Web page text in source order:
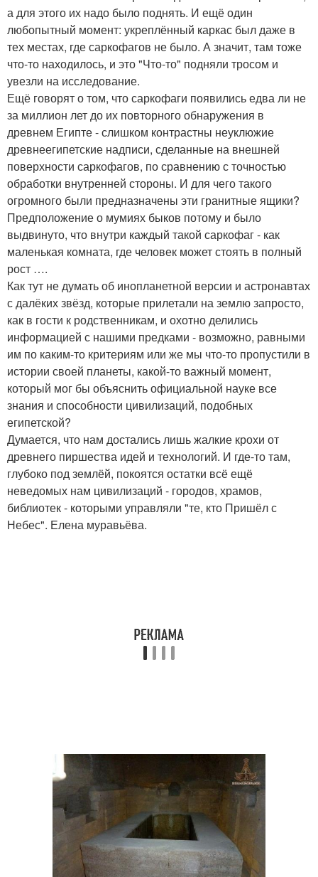
а для этого их надо было поднять. И ещё один
любопытный момент: укреплённый каркас был даже в
тех местах, где саркофагов не было. А значит, там тоже
что-то находилось, и это "Что-то" подняли тросом и
увезли на исследование.
Ещё говорят о том, что саркофаги появились едва ли не
за миллион лет до их повторного обнаружения в
древнем Египте - слишком контрастны неуклюжие
древнеегипетские надписи, сделанные на внешней
поверхности саркофагов, по сравнению с точностью
обработки внутренней стороны. И для чего такого
огромного были предназначены эти гранитные ящики?
Предположение о мумиях быков потому и было
выдвинуто, что внутри каждый такой саркофаг - как
маленькая комната, где человек может стоять в полный
рост ….
Как тут не думать об инопланетной версии и астронавтах
с далёких звёзд, которые прилетали на землю запросто,
как в гости к родственникам, и охотно делились
информацией с нашими предками - возможно, равными
им по каким-то критериям или же мы что-то пропустили в
истории своей планеты, какой-то важный момент,
который мог бы объяснить официальной науке все
знания и способности цивилизаций, подобных
египетской?
Думается, что нам достались лишь жалкие крохи от
древнего пиршества идей и технологий. И где-то там,
глубоко под землёй, покоятся остатки всё ещё
неведомых нам цивилизаций - городов, храмов,
библиотек - которыми управляли "те, кто Пришёл с
Небес". Елена муравьёва.